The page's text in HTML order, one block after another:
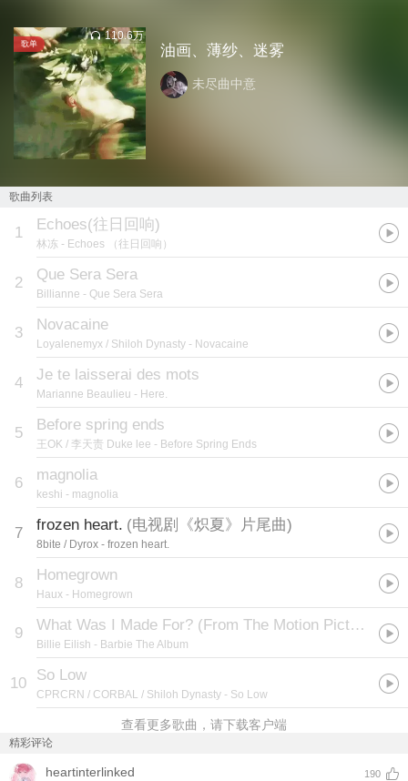
歌单
110.6万
油画、薄纱、迷雾
未尽曲中意
歌曲列表
1 Echoes(往日回响)
林冻 - Echoes （往日回响）
2 Que Sera Sera
Billianne - Que Sera Sera
3 Novacaine
Loyalenemyx / Shiloh Dynasty - Novacaine
4 Je te laisserai des mots
Marianne Beaulieu - Here.
5 Before spring ends
王OK / 李天责 Duke lee - Before Spring Ends
6 magnolia
keshi - magnolia
7 frozen heart. (电视剧《炽夏》片尾曲)
8bite / Dyrox - frozen heart.
8 Homegrown
Haux - Homegrown
9 What Was I Made For? (From The Motion Picture "Barbie")
Billie Eilish - Barbie The Album
10 So Low
CPRCRN / CORBAL / Shiloh Dynasty - So Low
查看更多歌曲，请下载客户端
精彩评论
heartinterlinked 190